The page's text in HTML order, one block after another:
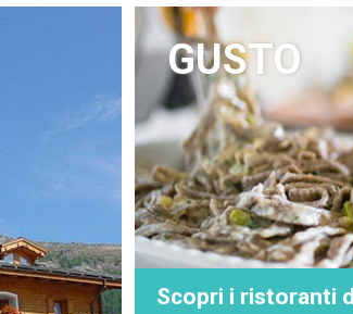
GUSTO
Scopri i ristoranti